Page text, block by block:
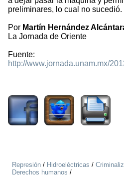
preliminares, lo cual no sucedió.
Por Martín Hernández
La Jornada de Oriente
Fuente:
http://www.jornada.unam.mx/
Represión / Hidroeléctricas /
Derechos humanos /